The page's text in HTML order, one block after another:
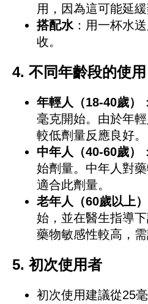
用，因為這可能延緩
搭配水：用一杯水
收。
4. 不同年齡段的使用
年輕人（18-40歲）
毫克開始。由於年
較低劑量反應良好。
中年人（40-60歲）
始劑量。中年人對
適合此劑量。
老年人（60歲以上）
始，並在醫生指導
藥物敏感性較高，需
5. 初次使用者
初次使用建議從25